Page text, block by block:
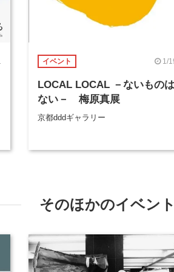
イベント 1/
LOCAL LOCAL －ないものは
ない－ 梅原真展
京都dddギャラリー
そのほかのイベント